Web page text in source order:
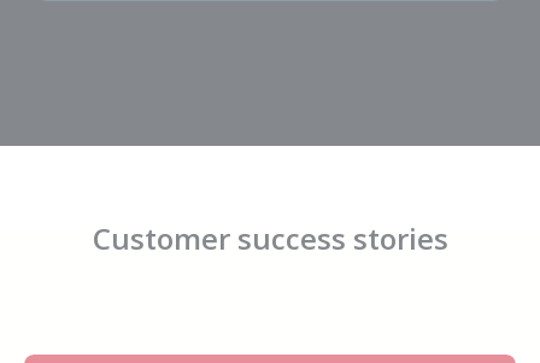
Customer success stories